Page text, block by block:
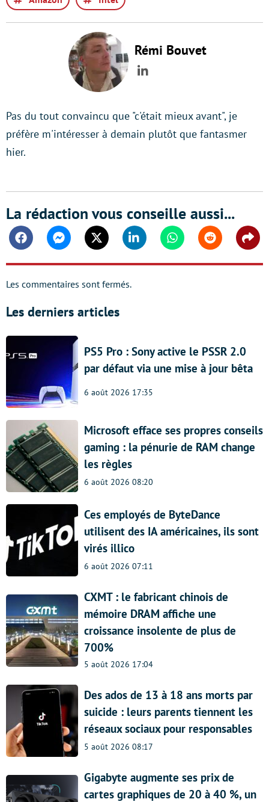
Rémi Bouvet
LinkedIn
Pas du tout convaincu que "c'était mieux avant", je
préfère m'intéresser à demain plutôt que fantasmer
hier.
La rédaction vous conseille aussi...
FacebookMessengerTwitter Linkedin WhatsappReddit
Les commentaires sont fermés.
Les derniers articles
PS5 Pro : Sony active le PSSR 2.0
par défaut via une mise à jour bêta
6 août 2026 17:35
Microsoft efface ses propres conseils
gaming : la pénurie de RAM change
les règles
6 août 2026 08:20
Ces employés de ByteDance
utilisent des IA américaines, ils sont
virés illico
6 août 2026 07:11
CXMT : le fabricant chinois de
mémoire DRAM affiche une
croissance insolente de plus de
700%
5 août 2026 17:04
Des ados de 13 à 18 ans morts par
suicide : leurs parents tiennent les
réseaux sociaux pour responsables
5 août 2026 08:17
Gigabyte augmente ses prix de
cartes graphiques de 20 à 40 %, un